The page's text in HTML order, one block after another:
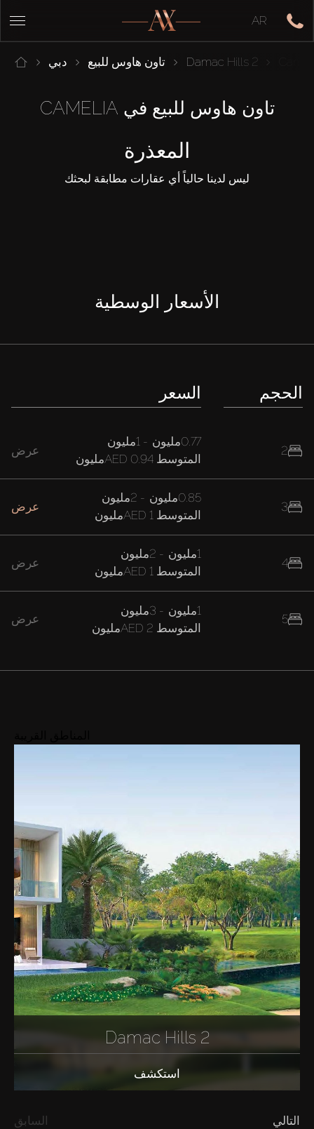
AR
دبي تاون هاوس للبيع Damac Hills 2
تاون هاوس للبيع في CAMELIA
المعذرة
ليس لدينا حالياً أي عقارات مطابقة لبحثك
الأسعار الوسطية
الحجم
2
3
4
5
السعر
0.77مليون - 1مليون
المتوسط AED 0.94مليون
عرض
0.85مليون -
المتوسط AED 1مليون
عرض
1مليون -
المتوسط AED 1مليون
عرض
1مليون -
المتوسط
عرض
Damac Hills 2
استكشف
السابق التالي